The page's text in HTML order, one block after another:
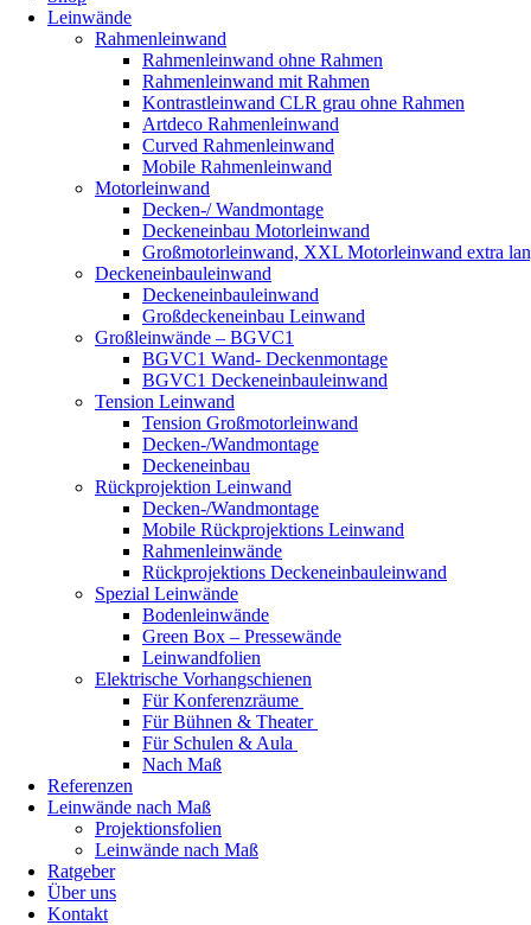
Leinwände
Rahmenleinwand
Rahmenleinwand ohne Rahmen
Rahmenleinwand mit Rahmen
Kontrastleinwand CLR grau ohne Rahmen
Artdeco Rahmenleinwand
Curved Rahmenleinwand
Mobile Rahmenleinwand
Motorleinwand
Decken-/ Wandmontage
Deckeneinbau Motorleinwand
Großmotorleinwand, XXL Motorleinwand extra
Deckeneinbauleinwand
Deckeneinbauleinwand
Großdeckeneinbau Leinwand
Großleinwände – BGVC1
BGVC1 Wand- Deckenmontage
BGVC1 Deckeneinbauleinwand
Tension Leinwand
Tension Großmotorleinwand
Decken-/Wandmontage
Deckeneinbau
Rückprojektion Leinwand
Decken-/Wandmontage
Mobile Rückprojektions Leinwand
Rahmenleinwände
Rückprojektions Deckeneinbauleinwand
Spezial Leinwände
Bodenleinwände
Green Box – Pressewände
Leinwandfolien
Elektrische Vorhangschienen
Für Konferenzräume
Für Bühnen & Theater
Für Schulen & Aula
Nach Maß
Referenzen
Leinwände nach Maß
Projektionsfolien
Leinwände nach Maß
Ratgeber
Über uns
Kontakt